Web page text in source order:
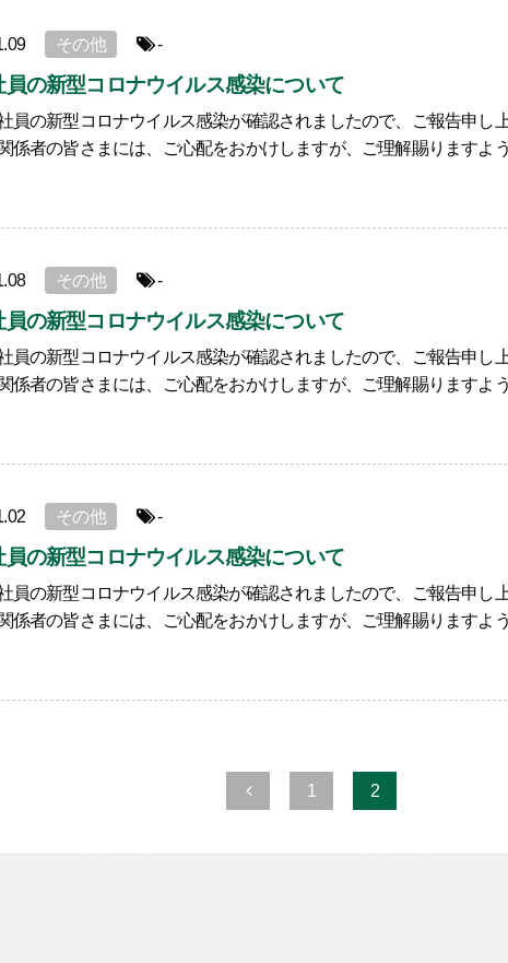
その他 -
員の新型コロナウイルス感染について
員の新型コロナウイルス感染が確認されましたので、ご報告申
係者の皆さまには、ご心配をおかけしますが、ご理解賜りますよ
その他 -
員の新型コロナウイルス感染について
員の新型コロナウイルス感染が確認されましたので、ご報告申
係者の皆さまには、ご心配をおかけしますが、ご理解賜りますよ
その他 -
員の新型コロナウイルス感染について
員の新型コロナウイルス感染が確認されましたので、ご報告申
係者の皆さまには、ご心配をおかけしますが、ご理解賜りますよ
1 2